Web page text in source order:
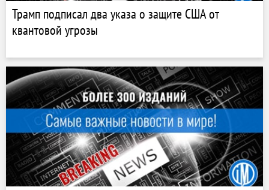
Трамп подписал два указа о защите США от
квантовой угрозы